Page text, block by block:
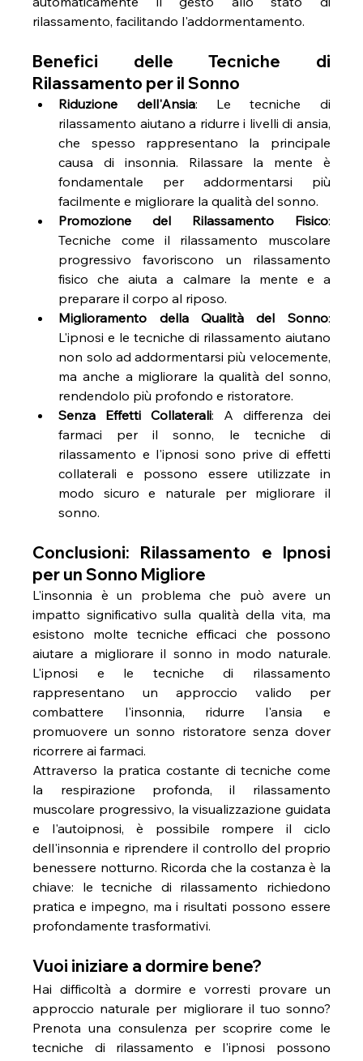
rilassamento, facilitando l'addormentamento.
Benefici delle Tecniche di
Rilassamento per il Sonno
Riduzione dell'Ansia: Le tecniche di
rilassamento aiutano a ridurre i livelli di ansia,
che spesso rappresentano la principale
causa di insonnia. Rilassare la mente è
fondamentale per addormentarsi più
facilmente e migliorare la qualità del sonno.
Promozione del Rilassamento Fisico:
Tecniche come il rilassamento muscolare
progressivo favoriscono un rilassamento
fisico che aiuta a calmare la mente e a
preparare il corpo al riposo.
Miglioramento della Qualità del Sonno:
L'ipnosi e le tecniche di rilassamento aiutano
non solo ad addormentarsi più velocemente,
ma anche a migliorare la qualità del sonno,
rendendolo più profondo e ristoratore.
Senza Effetti Collaterali: A differenza dei
farmaci per il sonno, le tecniche di
rilassamento e l'ipnosi sono prive di effetti
collaterali e possono essere utilizzate in
modo sicuro e naturale per migliorare il
sonno.
Conclusioni: Rilassamento e Ipnosi
per un Sonno Migliore
L'insonnia è un problema che può avere un
impatto significativo sulla qualità della vita, ma
esistono molte tecniche efficaci che possono
aiutare a migliorare il sonno in modo naturale.
L'ipnosi e le tecniche di rilassamento
rappresentano un approccio valido per
combattere l'insonnia, ridurre l'ansia e
promuovere un sonno ristoratore senza dover
ricorrere ai farmaci.
Attraverso la pratica costante di tecniche come
la respirazione profonda, il rilassamento
muscolare progressivo, la visualizzazione guidata
e l'autoipnosi, è possibile rompere il ciclo
dell'insonnia e riprendere il controllo del proprio
benessere notturno. Ricorda che la costanza è la
chiave: le tecniche di rilassamento richiedono
pratica e impegno, ma i risultati possono essere
profondamente trasformativi.
Vuoi iniziare a dormire bene?
Hai difficoltà a dormire e vorresti provare un
approccio naturale per migliorare il tuo sonno?
Prenota una consulenza per scoprire come le
tecniche di rilassamento e l'ipnosi possono